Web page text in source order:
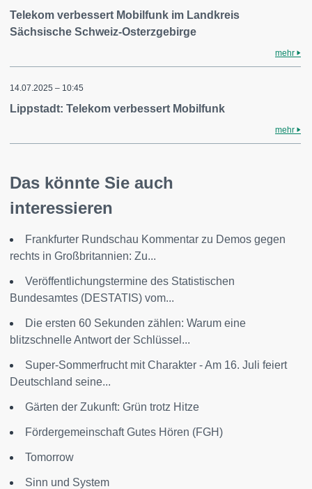
Telekom verbessert Mobilfunk im Landkreis
Sächsische Schweiz-Osterzgebirge
mehr
14.07.2025 – 10:45
Lippstadt: Telekom verbessert Mobilfunk
mehr
Das könnte Sie auch
interessieren
Frankfurter Rundschau Kommentar zu Demos gegen
rechts in Großbritannien: Zu...
Veröffentlichungstermine des Statistischen
Bundesamtes (DESTATIS) vom...
Die ersten 60 Sekunden zählen: Warum eine
blitzschnelle Antwort der Schlüssel...
Super-Sommerfrucht mit Charakter - Am 16. Juli feiert
Deutschland seine...
Gärten der Zukunft: Grün trotz Hitze
Fördergemeinschaft Gutes Hören (FGH)
Tomorrow
Sinn und System